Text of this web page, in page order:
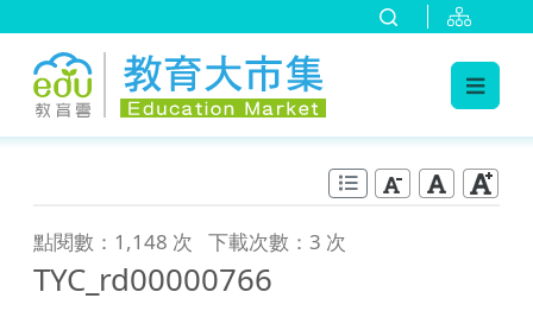
點閱數：1,148 次 下載次數：3 次
TYC_rd00000766